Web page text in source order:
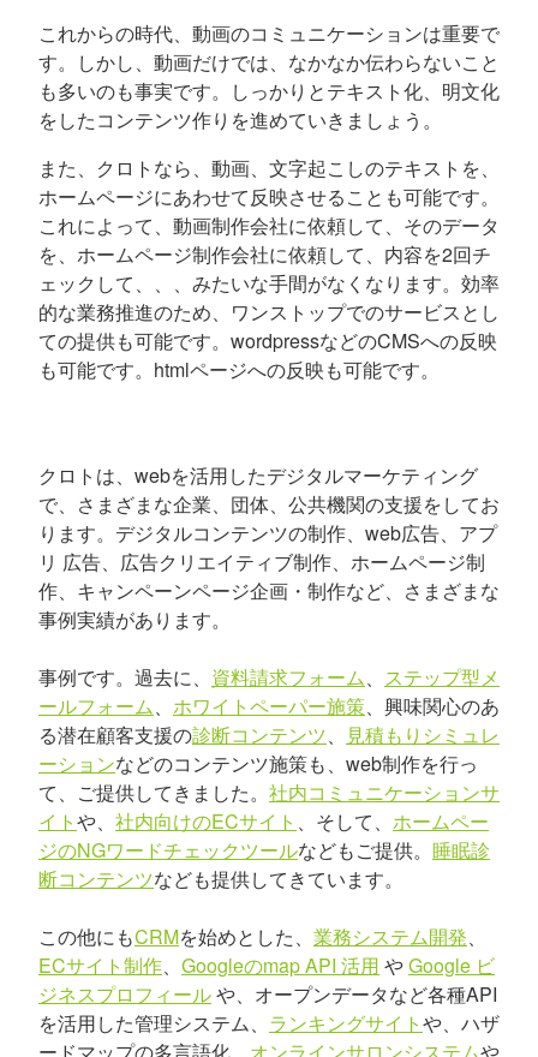
これからの時代、動画のコミュニケーションは重要で
す。しかし、動画だけでは、なかなか伝わらないこと
も多いのも事実です。しっかりとテキスト化、明文化
をしたコンテンツ作りを進めていきましょう。
また、クロトなら、動画、文字起こしのテキストを、
ホームページにあわせて反映させることも可能です。
これによって、動画制作会社に依頼して、そのデータ
を、ホームページ制作会社に依頼して、内容を2回チ
ェックして、、、みたいな手間がなくなります。効率
的な業務推進のため、ワンストップでのサービスとし
ての提供も可能です。wordpressなどのCMSへの反映
も可能です。htmlページへの反映も可能です。
クロトは、webを活用したデジタルマーケティング
で、さまざまな企業、団体、公共機関の支援をしてお
ります。デジタルコンテンツの制作、web広告、アプ
リ 広告、広告クリエイティブ制作、ホームページ制
作、キャンペーンページ企画・制作など、さまざまな
事例実績があります。
事例です。過去に、 資料請求フォーム、 ステップ型メ
ールフォーム、 ホワイトペーパー施策、興味関心のあ
る潜在顧客支援の診断コンテンツ、
見積もりシミュレ
ーションなどのコンテンツ施策も、web制作を行っ
て、ご提供してきました。 社内コミュニケーションサ
イトや、 社内向けのECサイト 、そして、 ホームペー
ジのNGワードチェックツールなどもご提供。 睡眠診
断コンテンツなども提供してきています。
この他にもCRMを始めとした、 業務システム開発、
ECサイト制作、 Googleのmap API 活用 やGoogle ビ
ジネスプロフィールや、オープンデータなど各種API
を活用した管理システム、 ランキングサイトや、ハザ